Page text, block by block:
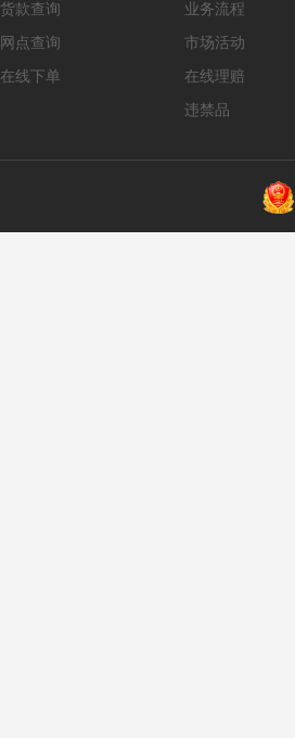
货款查询
网点查询
在线下单
业务流程
市场活动
在线理赔
违禁品